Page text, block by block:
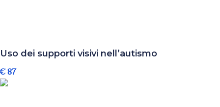
Uso dei supporti visivi nell’autismo
€ 87